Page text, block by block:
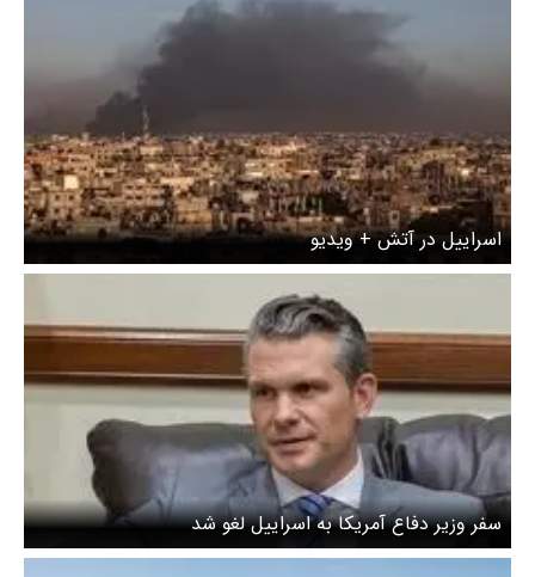
اسراییل در آتش + ویدیو
سفر وزیر دفاع آمریکا به اسراییل لغو شد